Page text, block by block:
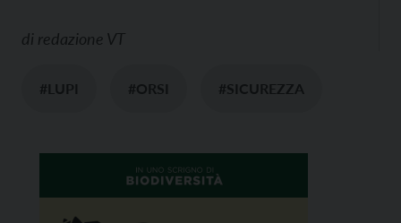
di redazione VT
#LUPI #ORSI #SICUREZZA